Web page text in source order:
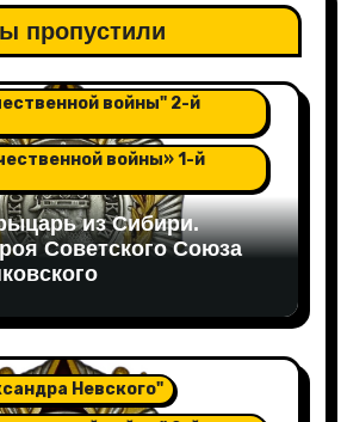
пропустили
Невского"
войны" 2-й
войны» 1-й
из Сибири.
Советского Союза
Невского"